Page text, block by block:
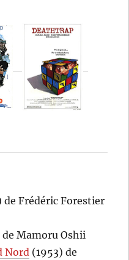
de Frédéric Forestier
de Mamoru Oshii
Nord (1953) de